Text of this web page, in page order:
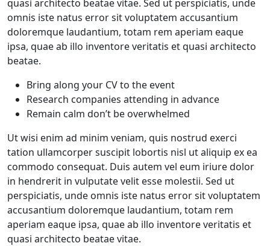
quasi architecto beatae vitae. Sed ut perspiciatis, unde
omnis iste natus error sit voluptatem accusantium
doloremque laudantium, totam rem aperiam eaque
ipsa, quae ab illo inventore veritatis et quasi architecto
beatae.
Bring along your CV to the event
Research companies attending in advance
Remain calm don’t be overwhelmed
Ut wisi enim ad minim veniam, quis nostrud exerci
tation ullamcorper suscipit lobortis nisl ut aliquip ex ea
commodo consequat. Duis autem vel eum iriure dolor
in hendrerit in vulputate velit esse molestii. Sed ut
perspiciatis, unde omnis iste natus error sit voluptatem
accusantium doloremque laudantium, totam rem
aperiam eaque ipsa, quae ab illo inventore veritatis et
quasi architecto beatae vitae.